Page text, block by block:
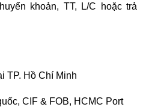
khoản, TT, L/C hoặc trả
TP. Hồ Chí Minh
CIF & FOB, HCMC Port